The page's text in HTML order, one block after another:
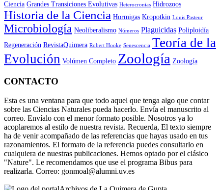
Ciencia Grandes Transiciones Evolutivas Heterocronias Hidrozoos
Historia de la Ciencia Hormigas Kropotkin Louis Pasteur
Microbiología Neoliberalismo Números Plaguicidas Poliploidía
Regeneración RevistaQuimera Robert Hooke Senescencia Teoría de la
Evolución Volúmen Completo Zoología Zoología
CONTACTO
Esta es una ventana para que todo aquel que tenga algo que contar
sobre las Ciencias Naturales pueda hacerlo. Envía el manuscrito al
correo. Envíalo con el menor formato posible. Nosotros ya lo
acoplaremos al estilo de nuestra revista. Recuerda, El texto siempre
ha de venir acompañado de las referencias que hayas usado en tus
razonamientos. El formato de la referencia puedes consultarlo en
cualquiera de nuestras publicaciones. Hemos optado por el clásico
"Nature". Le recomendamos que use el programa Bibus para
realizarla. Correo: gonmoal@alumni.uv.es